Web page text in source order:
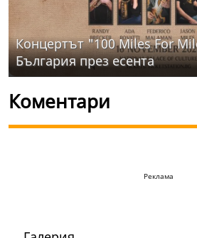
Концертът "100 Miles For
България през есента
Коментари
Реклама